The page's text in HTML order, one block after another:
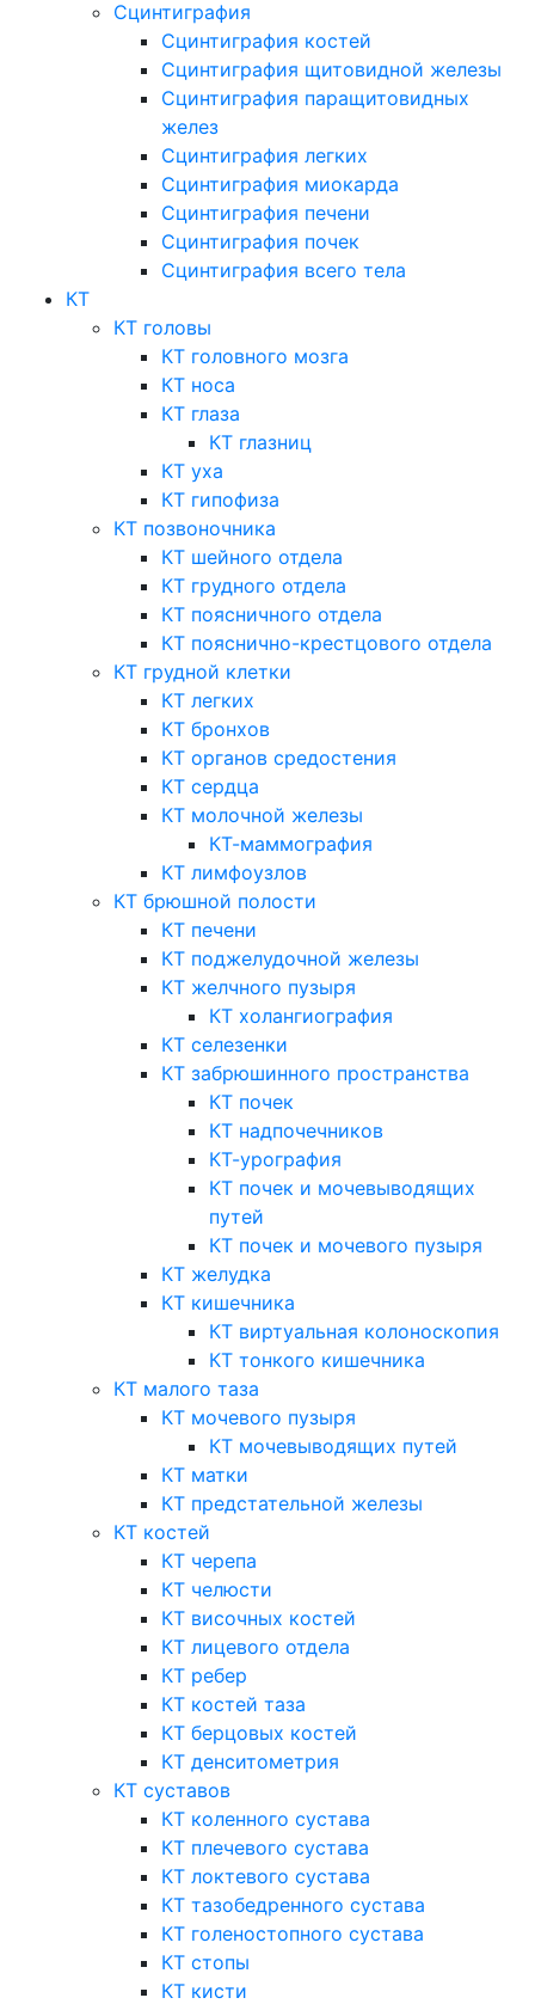
Сцинтиграфия
Сцинтиграфия костей
Сцинтиграфия щитовидной железы
Сцинтиграфия паращитовидных
желез
Сцинтиграфия легких
Сцинтиграфия миокарда
Сцинтиграфия печени
Сцинтиграфия почек
Сцинтиграфия всего тела
КТ
КТ головы
КТ головного мозга
КТ носа
КТ глаза
КТ глазниц
КТ уха
КТ гипофиза
КТ позвоночника
КТ шейного отдела
КТ грудного отдела
КТ поясничного отдела
КТ пояснично-крестцового отдела
КТ грудной клетки
КТ легких
КТ бронхов
КТ органов средостения
КТ сердца
КТ молочной железы
КТ-маммография
КТ лимфоузлов
КТ брюшной полости
КТ печени
КТ поджелудочной железы
КТ желчного пузыря
КТ холангиография
КТ селезенки
КТ забрюшинного пространства
КТ почек
КТ надпочечников
КТ-урография
КТ почек и мочевыводящих
путей
КТ почек и мочевого пузыря
КТ желудка
КТ кишечника
КТ виртуальная колоноскопия
КТ тонкого кишечника
КТ малого таза
КТ мочевого пузыря
КТ мочевыводящих путей
КТ матки
КТ предстательной железы
КТ костей
КТ черепа
КТ челюсти
КТ височных костей
КТ лицевого отдела
КТ ребер
КТ костей таза
КТ берцовых костей
КТ денситометрия
КТ суставов
КТ коленного сустава
КТ плечевого сустава
КТ локтевого сустава
КТ тазобедренного сустава
КТ голеностопного сустава
КТ стопы
КТ кисти